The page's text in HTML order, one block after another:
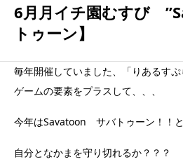
6月月イチ園むすび
トゥーン】
毎年開催していました、「りあるす
ゲームの要素をプラスして、、、
今年はSavatoon サバトゥーン！！と
自分となかまを守り切れるか？？？